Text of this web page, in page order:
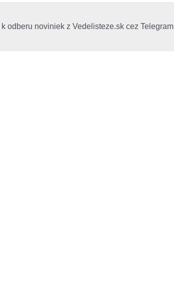
odberu noviniek z Vedelisteze.sk cez Telegram